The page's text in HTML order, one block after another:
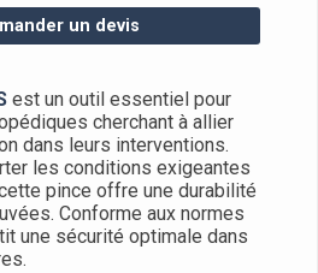
un devis
est un outil essentiel pour
cherchant à allier
dans leurs interventions.
les conditions exigeantes
pince offre une durabilité
Conforme aux normes
une sécurité optimale dans